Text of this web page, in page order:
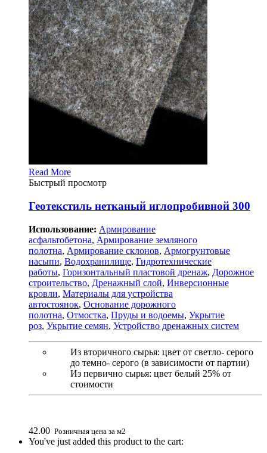
Read More
Быстрый просмотр
Геотекстиль нетканый иглопробивной 300
Использование: Армирование
асфальтобетона, Армирование земляного
полотна, Армирование склонов, Армогрунтовые
насыпи, Водохранилище, Гидротехнические
работы, Горизонтальный пластовой дренаж, Дорожное
строительство, Дренажный слой, Инверсионные
кровли, Материалы для устройства
автостоянок, Основание дорожного
полотна, Отмостка, Пруды и водоемы, Укрытие
роз, Укрытие семян, Устройство дренажных систем
Из вторичного сырья: цвет от светло- серого
до темно- серого (в зависимости от партии)
Из первично сырья: цвет белый 25% от
стоимости
42.00 Розничная цена за м2
You've just added this product to the cart: